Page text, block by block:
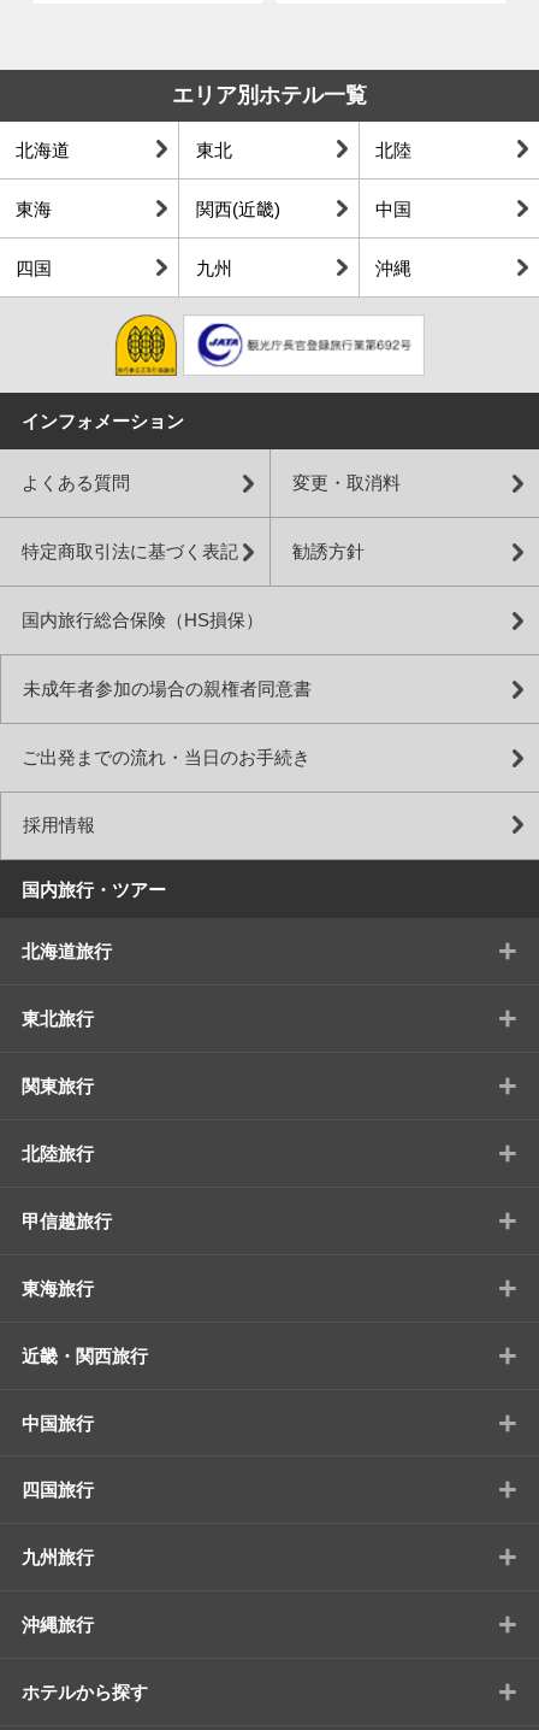
エリア別ホテル一覧
北海道 東北 北陸
東海 関西(近畿) 中国
四国 九州 沖縄
インフォメーション
よくある質問 変更・取消料
特定商取引法に基づく表記 勧誘方針
国内旅行総合保険（HS損保）
未成年者参加の場合の親権者同意書
ご出発までの流れ・当日のお手続き
採用情報
国内旅行・ツアー
北海道旅行 +
東北旅行 +
関東旅行 +
北陸旅行 +
甲信越旅行 +
東海旅行 +
近畿・関西旅行 +
中国旅行 +
四国旅行 +
九州旅行 +
沖縄旅行 +
ホテルから探す +